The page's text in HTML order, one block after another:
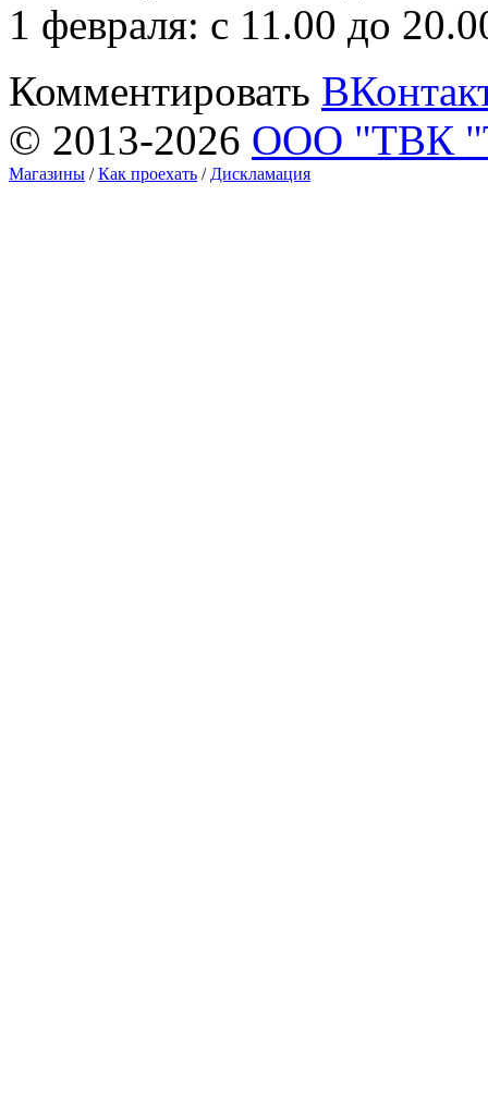
1 февраля: с 11.00 до
Комментировать
© 2013-2026 ООО "ТВК
Магазины /Как проехать / Дискламация